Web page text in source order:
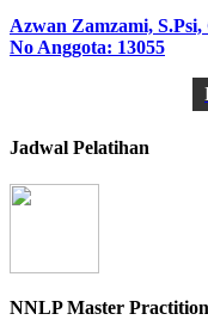
Azwan Zamzami,
No Anggota: 13055
Jadwal Pelatihan
NNLP Master